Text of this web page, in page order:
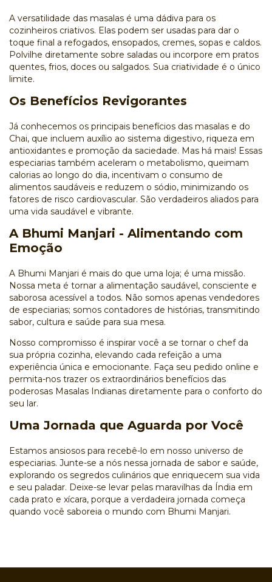
A versatilidade das masalas é uma dádiva para os
cozinheiros criativos. Elas podem ser usadas para dar o
toque final a refogados, ensopados, cremes, sopas e caldos.
Polvilhe diretamente sobre saladas ou incorpore em pratos
quentes, frios, doces ou salgados. Sua criatividade é o único
limite.
Os Benefícios Revigorantes
Já conhecemos os principais benefícios das masalas e do
Chai, que incluem auxílio ao sistema digestivo, riqueza em
antioxidantes e promoção da saciedade. Mas há mais! Essas
especiarias também aceleram o metabolismo, queimam
calorias ao longo do dia, incentivam o consumo de
alimentos saudáveis e reduzem o sódio, minimizando os
fatores de risco cardiovascular. São verdadeiros aliados para
uma vida saudável e vibrante.
A Bhumi Manjari - Alimentando com
Emoção
A Bhumi Manjari é mais do que uma loja; é uma missão.
Nossa meta é tornar a alimentação saudável, consciente e
saborosa acessível a todos. Não somos apenas vendedores
de especiarias; somos contadores de histórias, transmitindo
sabor, cultura e saúde para sua mesa.
Nosso compromisso é inspirar você a se tornar o chef da
sua própria cozinha, elevando cada refeição a uma
experiência única e emocionante. Faça seu pedido online e
permita-nos trazer os extraordinários benefícios das
poderosas Masalas Indianas diretamente para o conforto do
seu lar.
Uma Jornada que Aguarda por Você
Estamos ansiosos para recebê-lo em nosso universo de
especiarias. Junte-se a nós nessa jornada de sabor e saúde,
explorando os segredos culinários que enriquecem sua vida
e seu paladar. Deixe-se levar pelas maravilhas da Índia em
cada prato e xícara, porque a verdadeira jornada começa
quando você saboreia o mundo com Bhumi Manjari.